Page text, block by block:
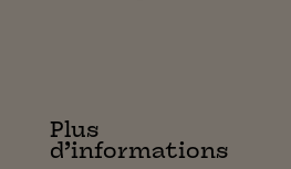
Plus
d’informations